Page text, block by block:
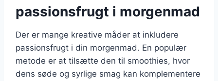
passionsfrugt i morgenmad
Der er mange kreative måder at inkludere
passionsfrugt i din morgenmad. En populær
metode er at tilsætte den til smoothies, hvor
dens søde og syrlige smag kan komplementere